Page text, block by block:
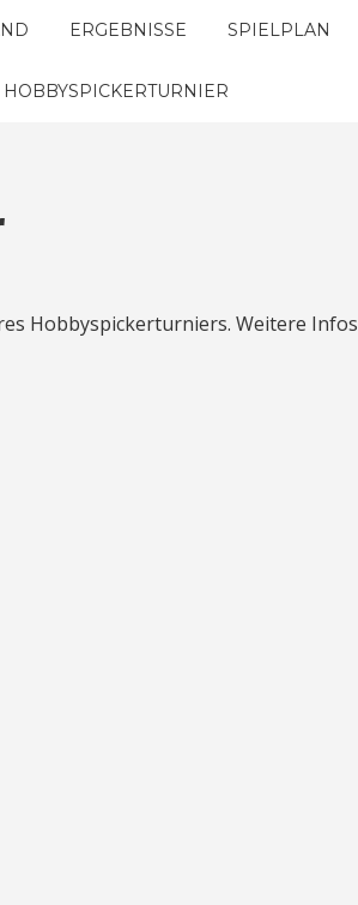
ERGEBNISSE SPIELPLAN
HOBBYSPICKERTURNIER
Hobbyspickerturniers. Weitere Infos